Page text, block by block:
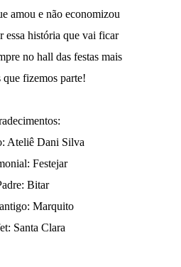
amou e não economizou
essa história que vai ficar
no hall das festas mais
que fizemos parte!
Ateliê Dani Silva
Festejar
Bitar
Marquito
Santa Clara